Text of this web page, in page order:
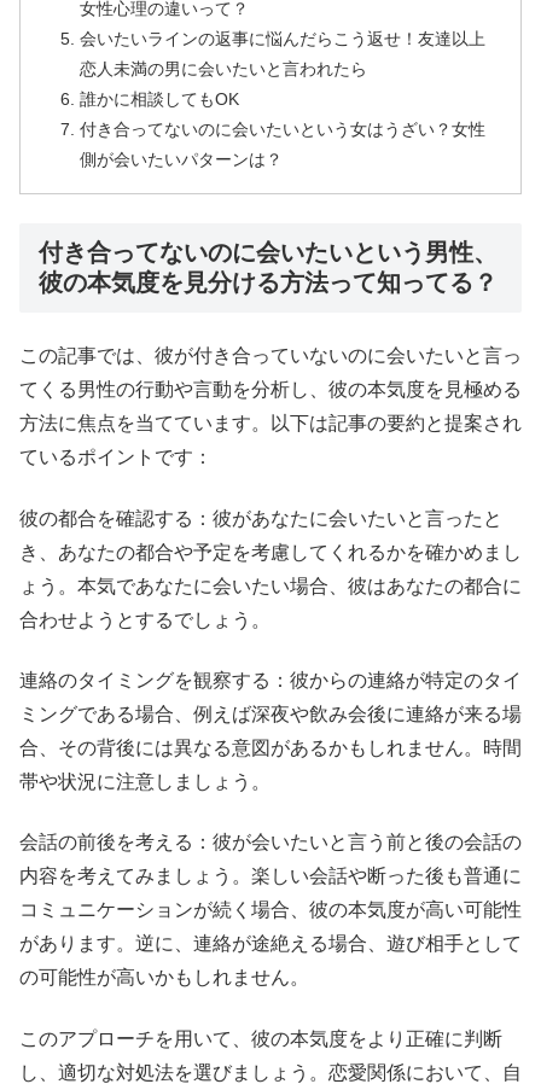
女性心理の違いって？
会いたいラインの返事に悩んだらこう返せ！友達以上
恋人未満の男に会いたいと言われたら
誰かに相談してもOK
付き合ってないのに会いたいという女はうざい？女性
側が会いたいパターンは？
付き合ってないのに会いたいという男性、
彼の本気度を見分ける方法って知ってる？
この記事では、彼が付き合っていないのに会いたいと言っ
てくる男性の行動や言動を分析し、彼の本気度を見極める
方法に焦点を当てています。以下は記事の要約と提案され
ているポイントです：
彼の都合を確認する：彼があなたに会いたいと言ったと
き、あなたの都合や予定を考慮してくれるかを確かめまし
ょう。本気であなたに会いたい場合、彼はあなたの都合に
合わせようとするでしょう。
連絡のタイミングを観察する：彼からの連絡が特定のタイ
ミングである場合、例えば深夜や飲み会後に連絡が来る場
合、その背後には異なる意図があるかもしれません。時間
帯や状況に注意しましょう。
会話の前後を考える：彼が会いたいと言う前と後の会話の
内容を考えてみましょう。楽しい会話や断った後も普通に
コミュニケーションが続く場合、彼の本気度が高い可能性
があります。逆に、連絡が途絶える場合、遊び相手として
の可能性が高いかもしれません。
このアプローチを用いて、彼の本気度をより正確に判断
し、適切な対処法を選びましょう。恋愛関係において、自